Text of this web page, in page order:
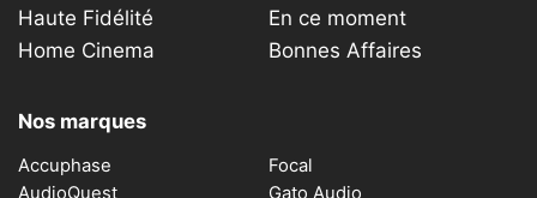
Haute Fidélité
Home Cinema
En ce moment
Bonnes Affaires
Nos marques
Accuphase
AudioQuest
Focal
Gato Audio